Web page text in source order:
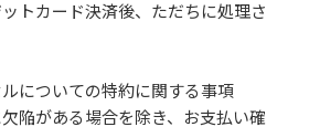
トカード決済後、ただちに処理さ
についての特約に関する事項
陥がある場合を除き、お支払い確